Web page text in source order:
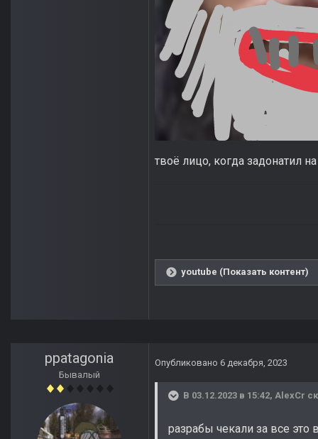
твоё лицо, когда задонатил
youtube (Показать контент)
ppatagonia
Бывалый
Опубликовано 6 декабря, 2023
В 03.12.2023 в 15:42, AlexCr
разрабы чекали за все